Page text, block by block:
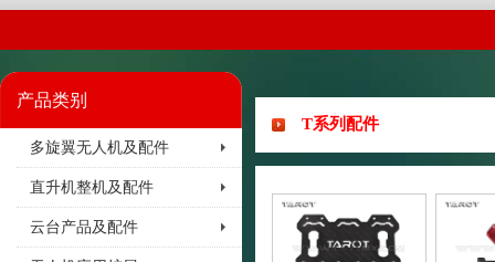
产品类别
多旋翼无人机及配件
直升机整机及配件
云台产品及配件
T系列配件